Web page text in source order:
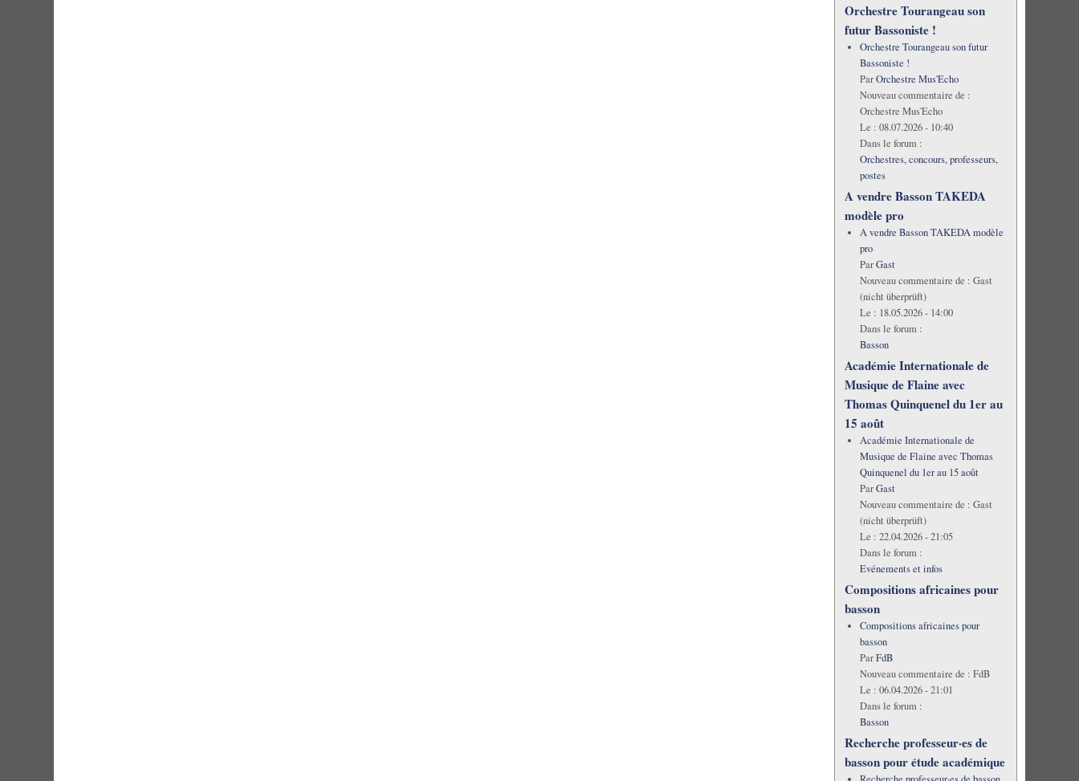
Orchestre Tourangeau son
futur Bassoniste !
Orchestre Tourangeau son futur
Bassoniste !
ParOrchestre Mus'Echo
Nouveau commentaire de :
Orchestre Mus'Echo
Le : 08.07.2026 - 10:40
Dans le forum :
Orchestres, concours, professeurs,
postes
A vendre Basson TAKEDA
modèle pro
A vendre Basson TAKEDA modèle
pro
ParGast
Nouveau commentaire de : Gast
(nicht überprüft)
Le : 18.05.2026 - 14:00
Dans le forum :
Basson
Académie Internationale de
Musique de Flaine avec
Thomas Quinquenel du 1er au
15 août
Académie Internationale de
Musique de Flaine avec Thomas
Quinquenel du 1er au 15 août
ParGast
Nouveau commentaire de : Gast
(nicht überprüft)
Le : 22.04.2026 - 21:05
Dans le forum :
Evénements et infos
Compositions africaines pour
basson
Compositions africaines pour
basson
ParFdB
Nouveau commentaire de : FdB
Le : 06.04.2026 - 21:01
Dans le forum :
Basson
Recherche professeur·es de
basson pour étude académique